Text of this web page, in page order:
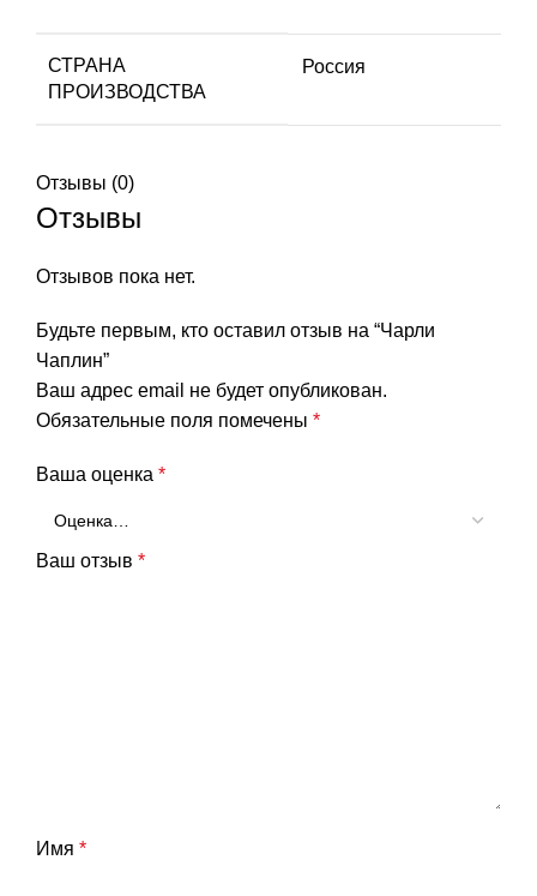
СТРАНА
ПРОИЗВОДСТВА
Россия
Отзывы (0)
Отзывы
Отзывов пока нет.
Будьте первым, кто оставил отзыв на “Чарли
Чаплин”
Ваш адрес email не будет опубликован.
Обязательные поля помечены *
Ваша оценка *
Ваш отзыв *
Имя *